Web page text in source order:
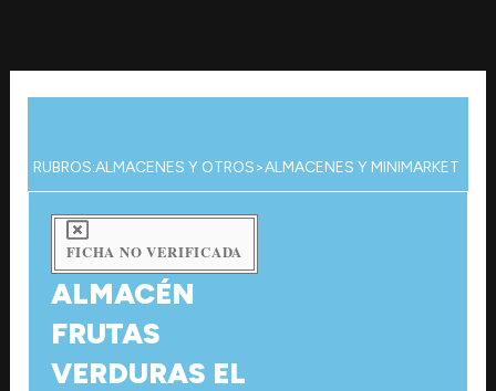
contenido
RUBROS:ALMACENES Y OTROS>ALMACENES Y MINIMARKET
FICHA NO VERIFICADA
ALMACÉN
FRUTAS
VERDURAS EL